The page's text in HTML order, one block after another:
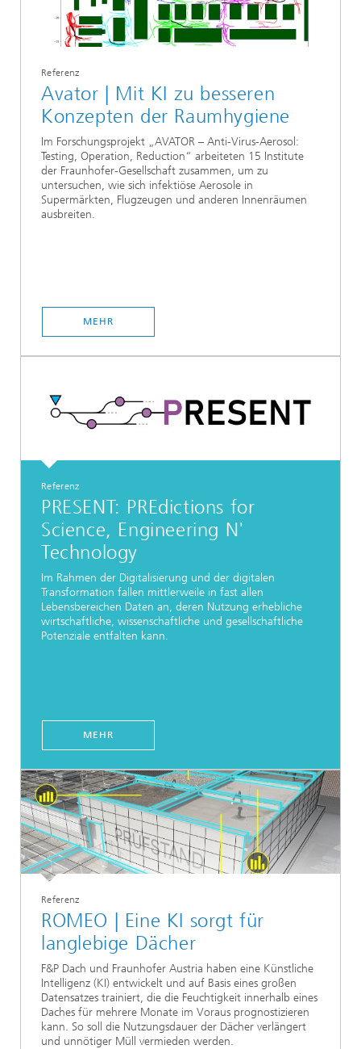
Referenz
Avator | Mit KI zu besseren
Konzepten der Raumhygiene
Im Forschungsprojekt „AVATOR – Anti-Virus-Aerosol:
Testing, Operation, Reduction“ arbeiteten 15 Institute
der Fraunhofer-Gesellschaft zusammen, um zu
untersuchen, wie sich infektiöse Aerosole in
Supermärkten, Flugzeugen und anderen Innenräumen
ausbreiten.
MEHR
Referenz
PRESENT: PREdictions for
Science, Engineering N'
Technology
Im Rahmen der Digitalisierung und der digitalen
Transformation fallen mittlerweile in fast allen
Lebensbereichen Daten an, deren Nutzung erhebliche
wirtschaftliche, wissenschaftliche und gesellschaftliche
Potenziale entfalten kann.
MEHR
Referenz
ROMEO | Eine KI sorgt für
langlebige Dächer
F&P Dach und Fraunhofer Austria haben eine Künstliche
Intelligenz (KI) entwickelt und auf Basis eines großen
Datensatzes trainiert, die die Feuchtigkeit innerhalb eines
Daches für mehrere Monate im Voraus prognostizieren
kann. So soll die Nutzungsdauer der Dächer verlängert
und unnötiger Müll vermieden werden.